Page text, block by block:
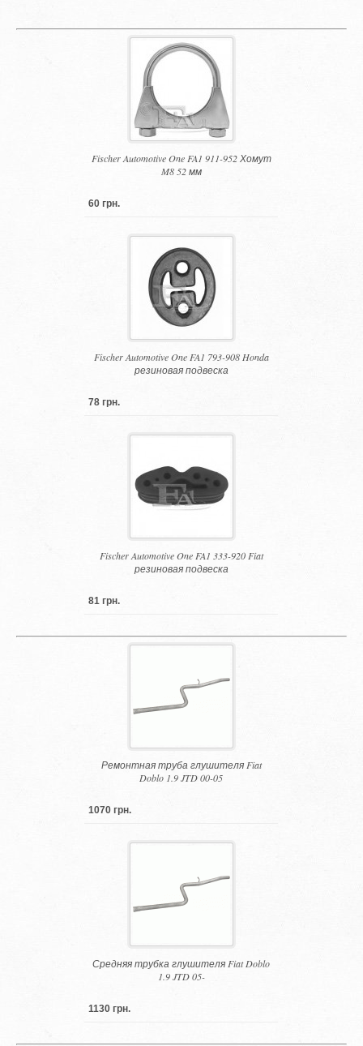
Fischer Automotive One FA1 911-952 Хомут
M8 52 мм
60 грн.
Fischer Automotive One FA1 793-908 Honda
резиновая подвеска
78 грн.
Fischer Automotive One FA1 333-920 Fiat
резиновая подвеска
81 грн.
Ремонтная труба глушителя Fiat
Doblo 1.9 JTD 00-05
1070 грн.
Средняя трубка глушителя Fiat Doblo
1.9 JTD 05-
1130 грн.